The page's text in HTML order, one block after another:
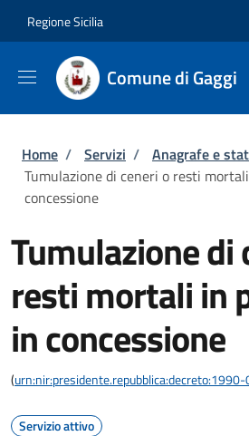
Regione Sicilia
Comune di Gaggi
Briciole di pane
Home / Servizi / Anagrafe e
Tumulazione di ceneri o resti
concessione
Tumulazione di
resti mortali in
in concessione
(
Servizio attivo